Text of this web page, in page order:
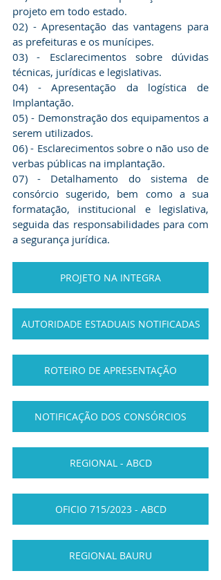
projeto em todo estado.
02) - Apresentação das vantagens para
as prefeituras e os munícipes.
03) - Esclarecimentos sobre dúvidas
técnicas, jurídicas e legislativas.
04) - Apresentação da logística de
Implantação.
05) - Demonstração dos equipamentos a
serem utilizados.
06) - Esclarecimentos sobre o não uso de
verbas públicas na implantação.
07) - Detalhamento do sistema de
consórcio sugerido, bem como a sua
formatação, institucional e legislativa,
seguida das responsabilidades para com
a segurança jurídica.
PROJETO NA INTEGRA
AUTORIDADE ESTADUAIS NOTIFICADAS
ROTEIRO DE APRESENTAÇÃO
NOTIFICAÇÃO DOS CONSÓRCIOS
REGIONAL - ABCD
OFICIO 715/2023 - ABCD
REGIONAL BAURU